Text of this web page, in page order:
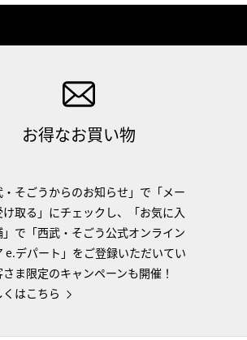
お得なお買い物
・そごうからのお知らせ」で「メー
け取る」にチェックし、「お気に入
」で「西武・そごう公式オンライン
e.デパート」をご登録いただいてい
ま限定のキャンペーンも開催！
くはこちら